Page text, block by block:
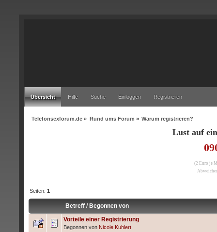
Übersicht Hilfe Suche Einloggen Registrieren
Telefonsexforum.de » Rund ums Forum » Warum registrieren?
Lust auf
(2 Euro je
Seiten:1
Betreff /Begonnen von
Vorteile einer Registrierung
Begonnen von Nicole Kuhlert